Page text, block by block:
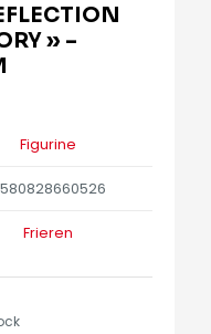
» –
Figurine
Frieren